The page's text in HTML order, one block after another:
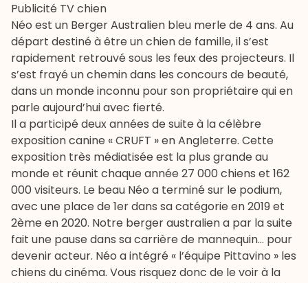
Publicité TV chien
Néo est un Berger Australien bleu merle de 4 ans. Au
départ destiné à être un chien de famille, il s’est
rapidement retrouvé sous les feux des projecteurs. Il
s’est frayé un chemin dans les concours de beauté,
dans un monde inconnu pour son propriétaire qui en
parle aujourd’hui avec fierté.
Il a participé deux années de suite à la célèbre
exposition canine « CRUFT » en Angleterre. Cette
exposition très médiatisée est la plus grande au
monde et réunit chaque année 27 000 chiens et 162
000 visiteurs. Le beau Néo a terminé sur le podium,
avec une place de 1er dans sa catégorie en 2019 et
2ème en 2020. Notre berger australien a par la suite
fait une pause dans sa carrière de mannequin… pour
devenir acteur. Néo a intégré « l’équipe Pittavino » les
chiens du cinéma. Vous risquez donc de le voir à la